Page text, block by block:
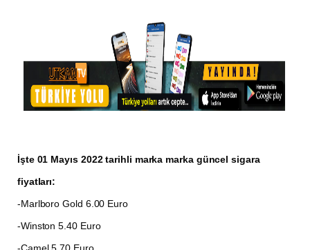
İşte 01 Mayıs 2022 tarihli marka marka güncel sigara
fiyatları:
-Marlboro Gold 6.00 Euro
-Winston 5.40 Euro